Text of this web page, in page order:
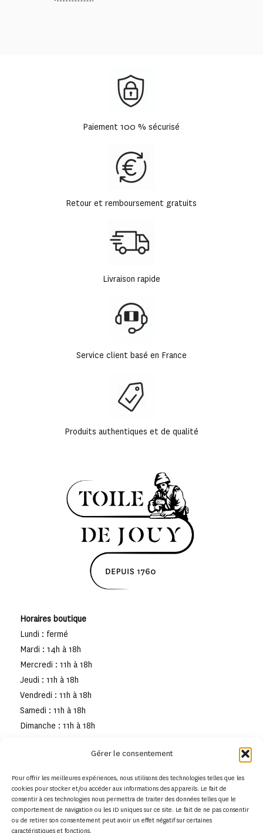
Gérer le consentement
Pour offrir les meilleures expériences, nous utilisons des technologies telles que les
cookies pour stocker et/ou accéder aux informations des appareils. Le fait de
consentir à ces technologies nous permettra de traiter des données telles que le
comportement de navigation ou les ID uniques sur ce site. Le fait de ne pas consentir
ou de retirer son consentement peut avoir un effet négatif sur certaines
caractéristiques et fonctions.
Paiement 100 % sécurisé
Retour et remboursement gratuits
Livraison rapide
Service client basé en France
Produits authentiques et de qualité
Horaires boutique
Lundi : fermé
Mardi : 14h à 18h
Mercredi : 11h à 18h
Jeudi : 11h à 18h
Vendredi : 11h à 18h
Samedi : 11h à 18h
Dimanche : 11h à 18h